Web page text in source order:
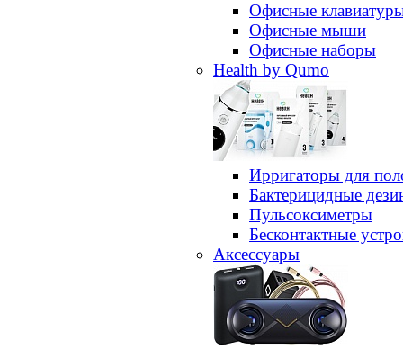
Офисные
Офисные мыши
Офисные наборы
Health by Qumo
Ирригаторы для
Бактерицидные
Пульсоксиметры
Бесконтактные
Аксессуары